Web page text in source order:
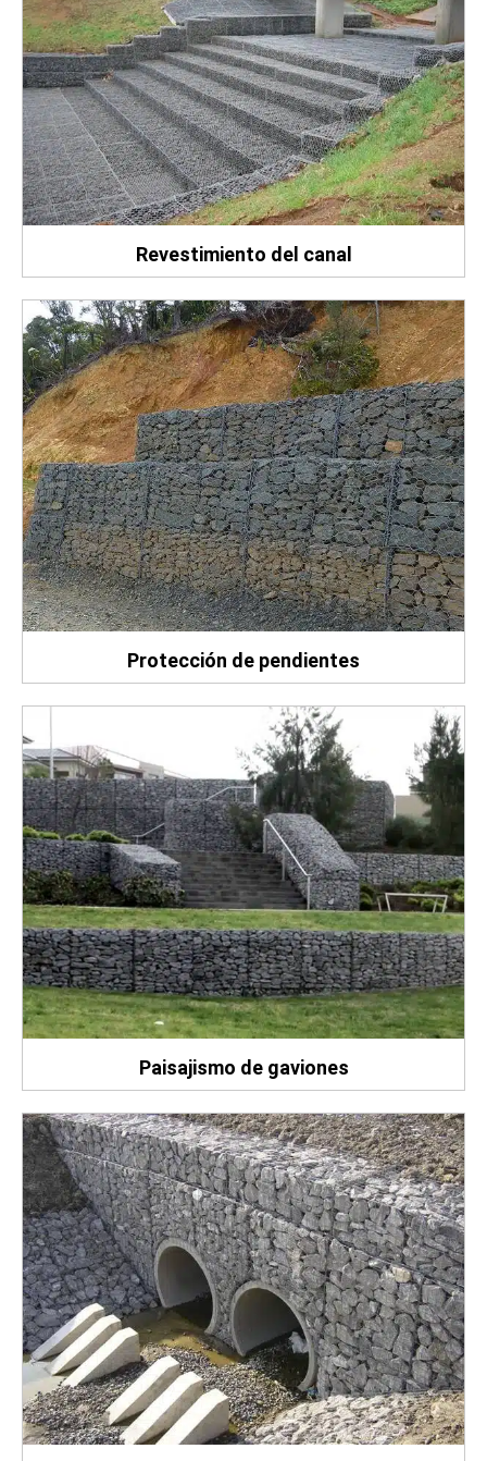
Revestimiento del canal
Protección de pendientes
Paisajismo de gaviones